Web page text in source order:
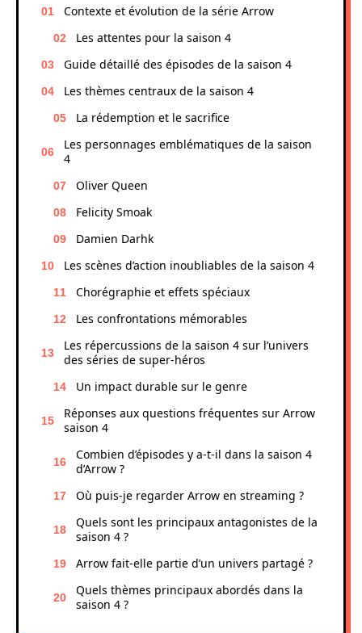
Contexte et évolution de la série Arrow
Les attentes pour la saison 4
Guide détaillé des épisodes de la saison 4
Les thèmes centraux de la saison 4
La rédemption et le sacrifice
Les personnages emblématiques de la saison
4
Oliver Queen
Felicity Smoak
Damien Darhk
Les scènes d’action inoubliables de la saison 4
Chorégraphie et effets spéciaux
Les confrontations mémorables
Les répercussions de la saison 4 sur l’univers
des séries de super-héros
Un impact durable sur le genre
Réponses aux questions fréquentes sur Arrow
saison 4
Combien d’épisodes y a-t-il dans la saison 4
d’Arrow ?
Où puis-je regarder Arrow en streaming ?
Quels sont les principaux antagonistes de la
saison 4 ?
Arrow fait-elle partie d’un univers partagé ?
Quels thèmes principaux abordés dans la
saison 4 ?